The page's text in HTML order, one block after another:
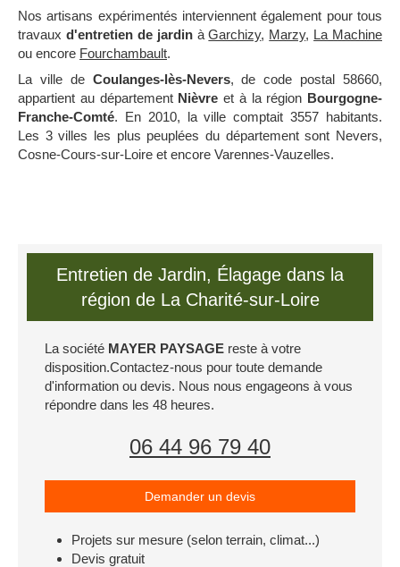
Nos artisans expérimentés interviennent également pour tous
travaux d'entretien de jardinàGarchizy, Marzy, La Machine
ou encore Fourchambault.
La ville de Coulanges-lès-Nevers, de code postal 58660,
appartient au département Nièvre et à la région Bourgogne-
Franche-Comté. En 2010, la ville comptait 3557 habitants.
Les 3 villes les plus peuplées du département sont Nevers,
Cosne-Cours-sur-Loire et encore Varennes-Vauzelles.
Entretien de Jardin, Élagage dans la
région de La Charité-sur-Loire
La société MAYER PAYSAGE reste à votre
disposition.Contactez-nous pour toute demande
d'information ou devis. Nous nous engageons à vous
répondre dans les 48 heures.
06 44 96 79 40
Demander un devis
Projets sur mesure (selon terrain, climat...)
Devis gratuit